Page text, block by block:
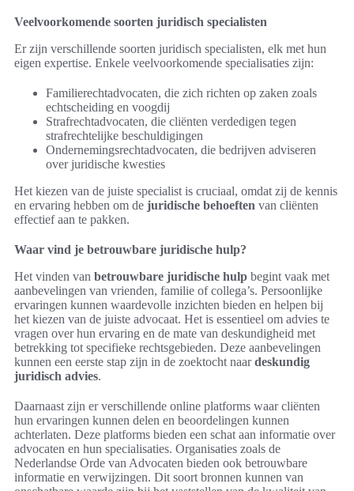
Veelvoorkomende soorten juridisch specialisten
Er zijn verschillende soorten juridisch specialisten, elk met hun
eigen expertise. Enkele veelvoorkomende specialisaties zijn:
Familierechtadvocaten, die zich richten op zaken zoals
echtscheiding en voogdij
Strafrechtadvocaten, die cliënten verdedigen tegen
strafrechtelijke beschuldigingen
Ondernemingsrechtadvocaten, die bedrijven adviseren
over juridische kwesties
Het kiezen van de juiste specialist is cruciaal, omdat zij de kennis
en ervaring hebben om de juridische behoeften van cliënten
effectief aan te pakken.
Waar vind je betrouwbare juridische hulp?
Het vinden van betrouwbare juridische hulp begint vaak met
aanbevelingen van vrienden, familie of collega’s. Persoonlijke
ervaringen kunnen waardevolle inzichten bieden en helpen bij
het kiezen van de juiste advocaat. Het is essentieel om advies te
vragen over hun ervaring en de mate van deskundigheid met
betrekking tot specifieke rechtsgebieden. Deze aanbevelingen
kunnen een eerste stap zijn in de zoektocht naardeskundig
juridisch advies.
Daarnaast zijn er verschillende online platforms waar cliënten
hun ervaringen kunnen delen en beoordelingen kunnen
achterlaten. Deze platforms bieden een schat aan informatie over
advocaten en hun specialisaties. Organisaties zoals de
Nederlandse Orde van Advocaten bieden ook betrouwbare
informatie en verwijzingen. Dit soort bronnen kunnen van